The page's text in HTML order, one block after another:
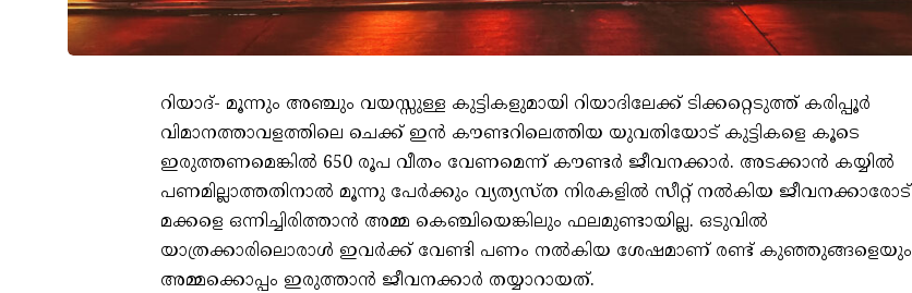
റിയാദ്- മൂന്നും അഞ്ചും വയസ്സുള്ള കുട്ടികളുമായി റിയാദിലേക്ക് ടിക്കറ്റെടുത്ത് കരിപ്പൂര്‍
വിമാനത്താവളത്തിലെ ചെക്ക് ഇന്‍ കൗണ്ടറിലെത്തിയ യുവതിയോട് കുട്ടികളെ കൂടെ
ഇരുത്തണമെങ്കില്‍ 650 രൂപ വീതം വേണമെന്ന് കൗണ്ടര്‍ ജീവനക്കാര്‍. അടക്കാന്‍ കയ്യില്‍
പണമില്ലാത്തതിനാല്‍ മൂന്നു പേര്‍ക്കും വ്യത്യസ്ത നിരകളില്‍ സീറ്റ് നല്‍കിയ ജീവനക്കാരോട്
മക്കളെ ഒന്നിച്ചിരിത്താന്‍ അമ്മ കെഞ്ചിയെങ്കിലും ഫലമുണ്ടായില്ല. ഒടുവില്‍
യാത്രക്കാരിലൊരാള്‍ ഇവര്‍ക്ക് വേണ്ടി പണം നല്‍കിയ ശേഷമാണ് രണ്ട് കുഞ്ഞുങ്ങളെയും
അമ്മക്കൊപ്പം ഇരുത്താന്‍ ജീവനക്കാര്‍ തയ്യാറായത്.